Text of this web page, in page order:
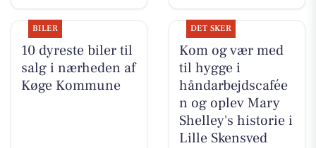
BILER
10 dyreste biler til
salg i nærheden af
Køge Kommune
DET SKER
Kom og vær med
til hygge i
håndarbejdscafée
n og oplev Mary
Shelley's historie i
Lille Skensved